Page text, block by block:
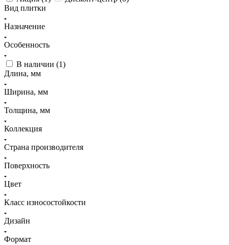
Вид плитки
Назначение
Особенность
В наличии (1)
Длина, мм
Ширина, мм
Толщина, мм
Коллекция
Страна производителя
Поверхность
Цвет
Класс износостойкости
Дизайн
Формат